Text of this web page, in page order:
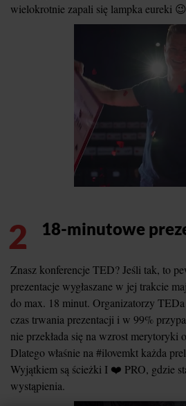
wielokrotnie zapali się lampka eureki 😉
2 18-minutowe
Znasz konferencje TED? Jeśli tak, to
prezentacje wygłaszane w jej trakcie
do max. 18 minut. Organizatorzy
czas trwania prezentacji i w 99%
nie przekłada się na wzrost merytoryki
Dlatego właśnie na #ilovemkt każda
Wyjątkiem są ścieżki I ❤️ PRO, gdzie
wystąpienia.